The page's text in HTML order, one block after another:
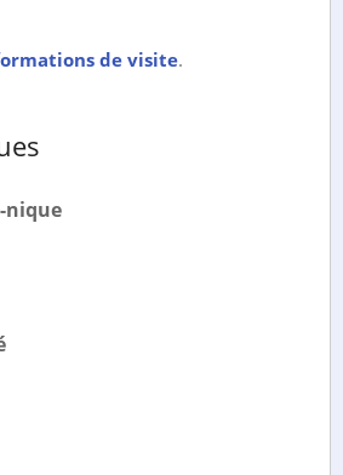
de visite.
nique